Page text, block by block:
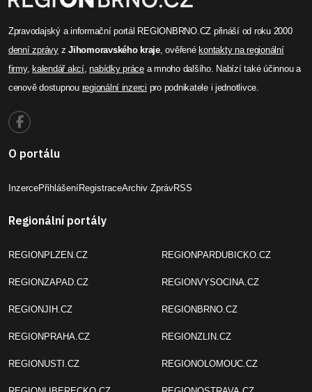
Zpravodajský a informační portál REGIONBRNO.CZ přináší od roku 2000
denní zprávyzJihomoravského kraje, ověřenékontakty na regionální
firmy,kalendář akcí,nabídky prácea mnoho dalšího. Nabízí také účinnou a
cenově dostupnou regionální inzerci pro podnikatele i jednotlivce.
O portálu
InzercePřihlášeníRegistraceArchiv ZprávRSS
Regionální portály
REGIONPLZEN.CZ
REGIONZAPAD.CZ
REGIONJIH.CZ
REGIONPRAHA.CZ
REGIONUSTI.CZ
REGIONPARDUBICKO.CZ
REGIONVYSOCINA.CZ
REGIONBRNO.CZ
REGIONZLIN.CZ
REGIONOLOMOUC.CZ